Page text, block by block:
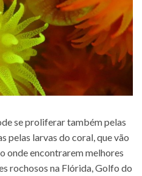
se proliferar também pelas
pelas larvas do coral, que vão
onde encontrarem melhores
rochosos na Flórida, Golfo do